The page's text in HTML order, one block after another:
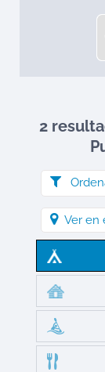
2
Ver en